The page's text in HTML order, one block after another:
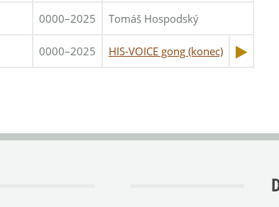
0000–2025 Tomáš Hospodský
0000–2025 HIS-VOICE gong (konec)